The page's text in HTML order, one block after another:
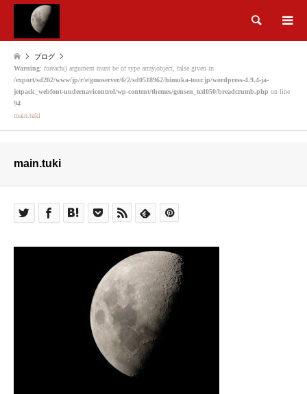
検索
ブログ
Warning: foreach() argument must be of type array|object, false given in
/export/sd202/www/jp/r/e/gmoserver/6/2/sd0518962/himuka-tour.jp/wordpress-4.9.4-ja-
jetpack_webfont-undernavicontrol/wp-content/themes/gensen_tcd050/breadcrumb.php on line
94
main.tuki
main.tuki